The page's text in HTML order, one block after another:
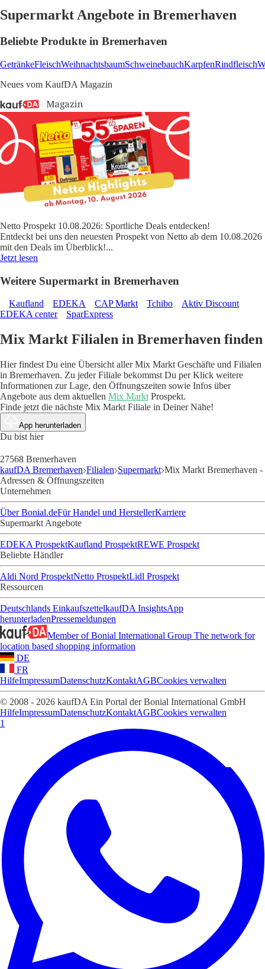
Supermarkt Angebote in Bremerhaven
Beliebte Produkte in Bremerhaven
GetränkeFleischWeihnachtsbaumSchweinebauchKarpfenRindfleisch
Neues vom KaufDA Magazin
Netto Prospekt 10.08.2026: Sportliche Deals entdecken!
Entdeckt bei uns den neuesten Prospekt von Netto ab dem 10.08.2026
mit den Deals im Überblick!...
Jetzt lesen
Weitere Supermarkt in Bremerhaven
Kaufland EDEKA CAP Markt Tchibo
Aktiv Discount
EDEKA center
SparExpress
Mix Markt Filialen in Bremerhaven finden
Hier findest Du eine Übersicht aller Mix Markt Geschäfte und Filialen
in Bremerhaven. Zu jeder Filiale bekommst Du per Klick weitere
Informationen zur Lage, den Öffnungszeiten sowie Infos über
Angebote aus dem aktuellen Mix Markt Prospekt.
Finde jetzt die nächste Mix Markt Filiale in Deiner Nähe!
App herunterladen
Du bist hier
27568 Bremerhaven
kaufDA Bremerhaven Filialen Supermarkt Mix Markt Bremerhaven -
Adressen & Öffnungszeiten
Unternehmen
Über Bonial.deFür Handel und HerstellerKarriere
Supermarkt Angebote
EDEKA ProspektKaufland ProspektREWE Prospekt
Beliebte Händler
Aldi Nord ProspektNetto ProspektLidl Prospekt
Ressourcen
Deutschlands EinkaufszettelkaufDA InsightsApp
herunterladenPressemeldungen
Member of Bonial International Group The network for
location based shopping information
DE
FR
HilfeImpressumDatenschutzKontaktAGBCookies verwalten
© 2008 - 2026 kaufDA Ein Portal der Bonial International GmbH
HilfeImpressumDatenschutzKontaktAGBCookies verwalten
1